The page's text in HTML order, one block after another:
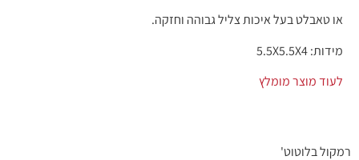
או טאבלט בעל איכות צליל גבוהה וחזקה.
מידות: 5.5X5.5X4
לעוד מוצר מומלץ
רמקול בלוטוט'